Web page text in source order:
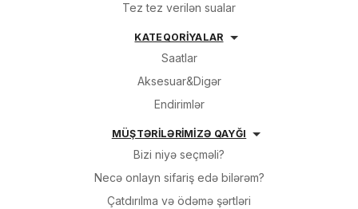
Tez tez verilən sualar
KATEQORİYALAR
Saatlar
Aksesuar&Digər
Endirimlər
MÜŞTƏRİLƏRİMİZƏ QAYĞI
Bizi niyə seçməli?
Necə onlayn sifariş edə bilərəm?
Çatdırılma və ödəmə şərtləri